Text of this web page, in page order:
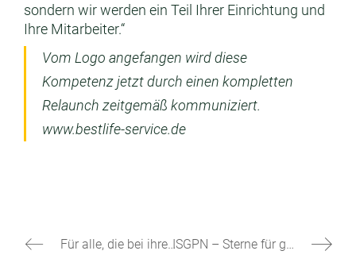
sondern wir werden ein Teil Ihrer Einrichtung und
Ihre Mitarbeiter.“
Vom Logo angefangen wird diese
Kompetenz jetzt durch einen kompletten
Relaunch zeitgemäß kommuniziert.
www.bestlife-service.de
Für alle, die bei ihrem neuen Bad selbst Hand anlegen wollen … ISGPN – Sterne für gute Pflege